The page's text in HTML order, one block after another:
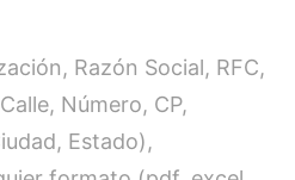
Razón Social, RFC,
Número, CP,
Estado),